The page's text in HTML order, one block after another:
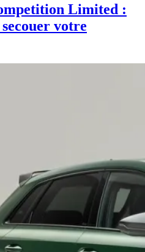
Limited :
votre